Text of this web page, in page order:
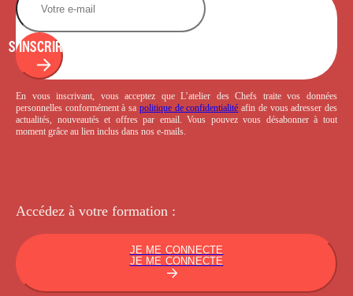
S'INSCRIRE
En vous inscrivant, vous acceptez que L’atelier des Chefs traite vos données
personnelles conformément à sa politique de confidentialité afin de vous adresser des
actualités, nouveautés et offres par email. Vous pouvez vous désabonner à tout
moment grâce au lien inclus dans nos e-mails.
Accédez à votre formation :
JE ME CONNECTE
JE ME CONNECTE